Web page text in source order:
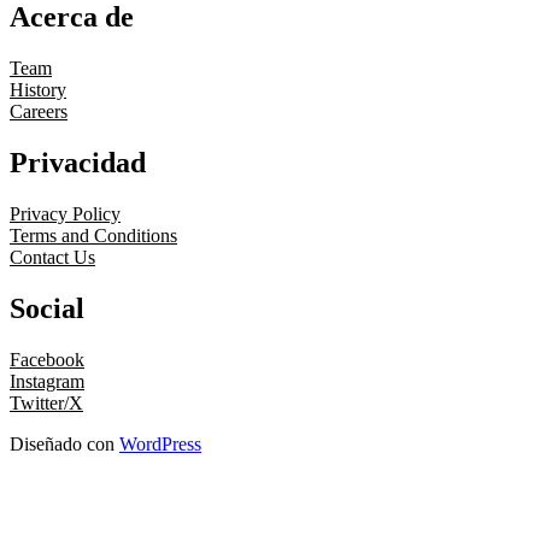
Acerca de
Team
History
Careers
Privacidad
Privacy Policy
Terms and Conditions
Contact Us
Social
Facebook
Instagram
Twitter/X
Diseñado con WordPress